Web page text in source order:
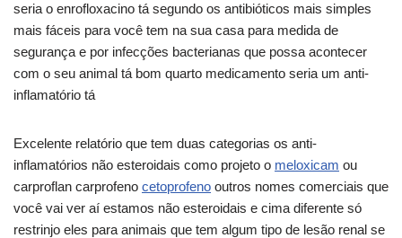
seria o enrofloxacino tá segundo os antibióticos mais simples
mais fáceis para você tem na sua casa para medida de
segurança e por infecções bacterianas que possa acontecer
com o seu animal tá bom quarto medicamento seria um anti-
inflamatório tá
Excelente relatório que tem duas categorias os anti-
inflamatórios não esteroidais como projeto o meloxicam ou
carproflan carprofeno cetoprofeno outros nomes comerciais que
você vai ver aí estamos não esteroidais e cima diferente só
restrinjo eles para animais que tem algum tipo de lesão renal se